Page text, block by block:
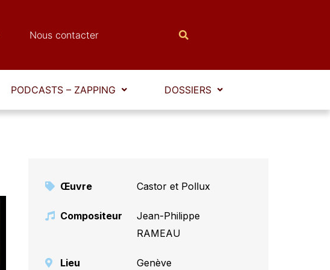
Nous contacter
PODCASTS – ZAPPING DOSSIERS
Œuvre Castor et Pollux
Compositeur
Jean-Philippe
RAMEAU
Lieu Genève